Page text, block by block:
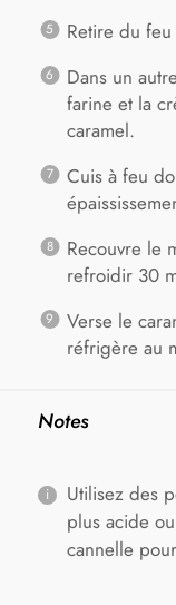
Retire du
Dans un
farine et la
caramel.
Cuis à feu
Recouvre le
refroidir 30
Verse le
réfrigère au
Notes
Utilisez des
plus acide
cannelle